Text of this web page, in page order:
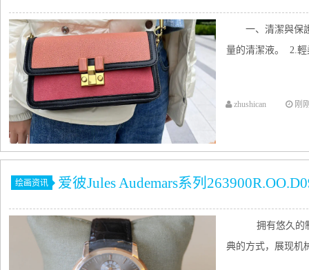
一、清潔與保
量的清潔液。 2.輕
zhushican 刚
绘画资讯 爱彼Jules Audemars系列
拥有悠久的
典的方式，展现机